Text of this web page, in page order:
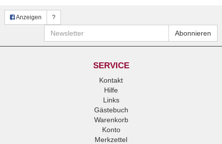
Anzeigen ?
Newsletter Abonnieren
SERVICE
Kontakt
Hilfe
Links
Gästebuch
Warenkorb
Konto
Merkzettel